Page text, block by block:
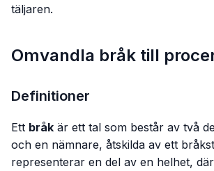
täljaren.
Omvandla bråk till
Definitioner
Ett bråk är ett tal som består av två
och en nämnare, åtskilda av ett
representerar en del av en helhet,